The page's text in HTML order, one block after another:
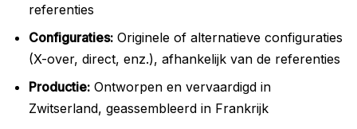
referenties
Configuraties:Originele of alternatieve configuraties
(X-over, direct, enz.), afhankelijk van de referenties
Productie:Ontworpen en vervaardigd in
Zwitserland, geassembleerd in Frankrijk